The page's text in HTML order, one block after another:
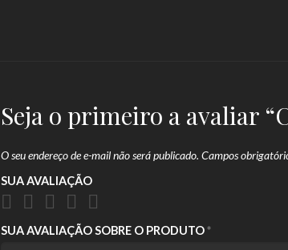
Seja o primeiro a avaliar
O seu endereço de e-mail não será publicado. Campos
SUA AVALIAÇÃO
SUA AVALIAÇÃO SOBRE O PRODUTO*